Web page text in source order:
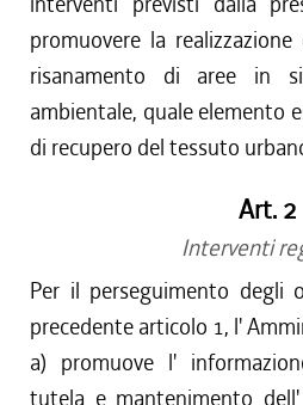
promuovere la
risanamento di aree in
ambientale, quale elemento
di recupero del tessuto
Art. 2
Interventi
Per il perseguimento degli
precedente articolo 1, l'
a) promuove l'
tutela e mantenimento